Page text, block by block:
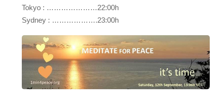
Tokyo : …………………22:00h
Sydney : ……………….23:00h